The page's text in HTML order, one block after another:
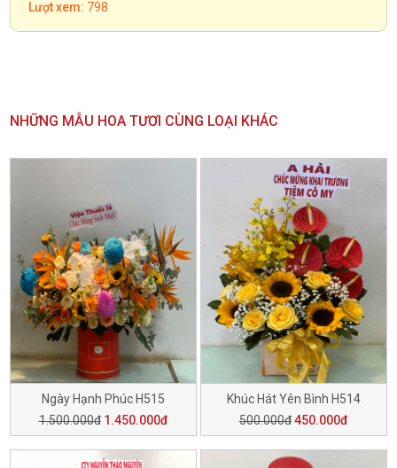
Lượt xem: 798
NHỮNG MẪU HOA TƯƠI CÙNG LOẠI KHÁC
Ngày Hạnh Phúc H515
1.500.000đ 1.450.000đ
Khúc Hát Yên Bình H514
500.000đ450.000đ